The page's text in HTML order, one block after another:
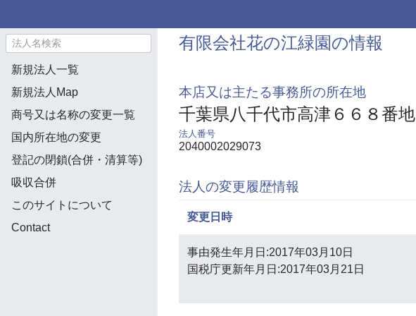
新規法人一覧
新規法人Map
商号又は名称の変更一覧
国内所在地の変更
登記の閉鎖(合併・清算等)
吸収合併
このサイトについて
Contact
有限会社花の江緑園の情報
本店又は主たる事務所の所在地
千葉県八千代市高津６６８番地
法人番号
2040002029073
法人の変更履歴情報
変更日時
事由発生年月日:2017年03月10日
国税庁更新年月日:2017年03月21日